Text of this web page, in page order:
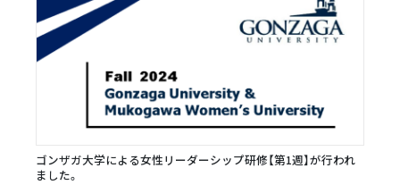
ゴンザガ大学による女性リーダーシップ研修【第1週】が行われ
ました。